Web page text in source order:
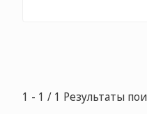
1 - 1 / 1 Результаты